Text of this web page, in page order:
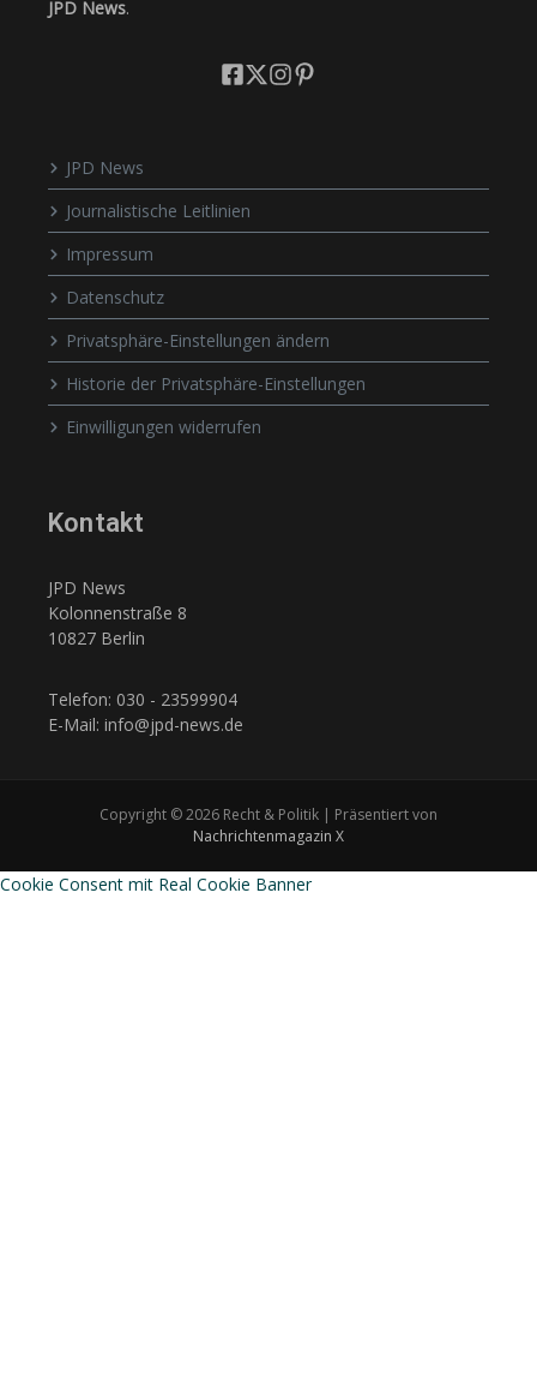
JPD News.
JPD News
Journalistische Leitlinien
Impressum
Datenschutz
Privatsphäre-Einstellungen ändern
Historie der Privatsphäre-Einstellungen
Einwilligungen widerrufen
Kontakt
JPD News
Kolonnenstraße 8
10827 Berlin
Telefon: 030 - 23599904
E-Mail: info@jpd-news.de
Copyright © 2026 Recht & Politik | Präsentiert von
Nachrichtenmagazin X
Cookie Consent mit Real Cookie Banner